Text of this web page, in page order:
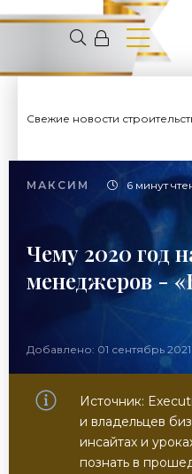
Свежие новости
МАКСИМ 6 минут
Чему 2020 год
менеджеров -
Добавлено: 01 сентябрь 2021
Источник:
и владельцев
инсайтах и
познать в